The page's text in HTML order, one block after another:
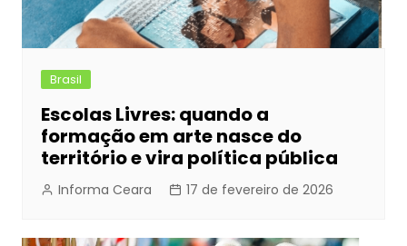
Brasil
Escolas Livres: quando a
formação em arte nasce do
território e vira política pública
Informa Ceara 17 de fevereiro de 2026